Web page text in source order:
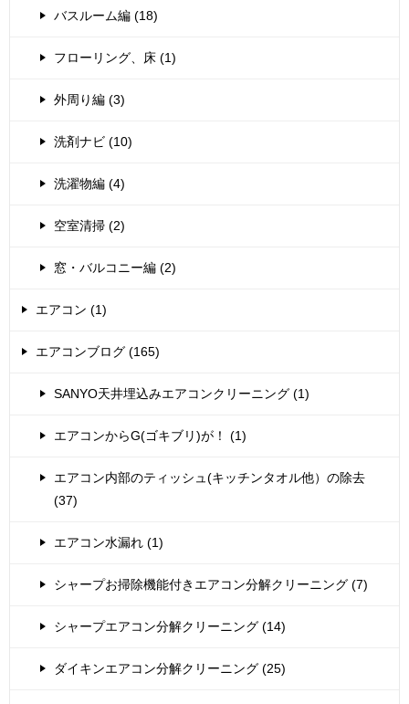
バスルーム編 (18)
フローリング、床 (1)
外周り編 (3)
洗剤ナビ (10)
洗濯物編 (4)
空室清掃 (2)
窓・バルコニー編 (2)
エアコン (1)
エアコンブログ (165)
SANYO天井埋込みエアコンクリーニング (1)
エアコンからG(ゴキブリ)が！ (1)
エアコン内部のティッシュ(キッチンタオル他）の除去
(37)
エアコン水漏れ (1)
シャープお掃除機能付きエアコン分解クリーニング (7)
シャープエアコン分解クリーニング (14)
ダイキンエアコン分解クリーニング (25)